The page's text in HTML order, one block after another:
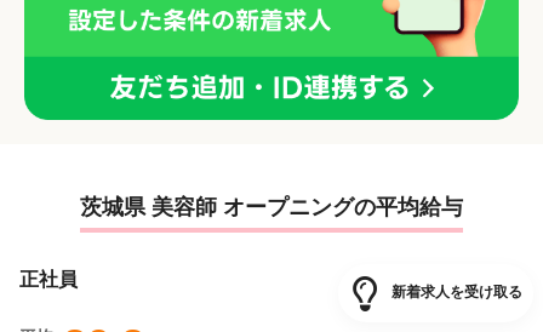
茨城県 美容師 オープニングの平均給与
正社員
新着求人を受け取る